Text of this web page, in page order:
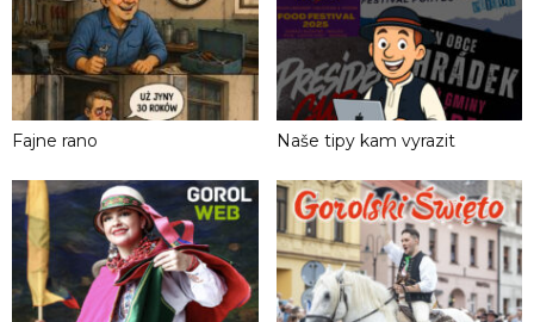
Fajne rano Naše tipy kam vyrazit